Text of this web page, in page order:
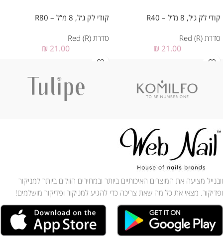
קודי לק ג׳ל, 8 מ”ל – R40
סדרת Red (R)
₪ 21.00
קודי לק ג׳ל, 8 מ”ל – R80
סדרת Red (R)
₪ 21.00
וובנייל מציעה את המוצרים האיכותיים ביותר ובמחירים הזולים ביותר למניקור
ופדיקור. מצאי את כל מה שאת צריכה כדי להגיע למניקור ופדיקור מושלמים!